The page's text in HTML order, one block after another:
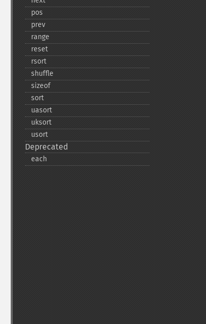
pos
prev
range
reset
rsort
shuffle
sizeof
sort
uasort
uksort
usort
Deprecated
each